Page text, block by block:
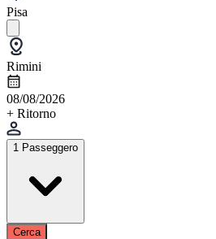
Pisa
Rimini
08/08/2026
+ Ritorno
1 Passeggero
Cerca